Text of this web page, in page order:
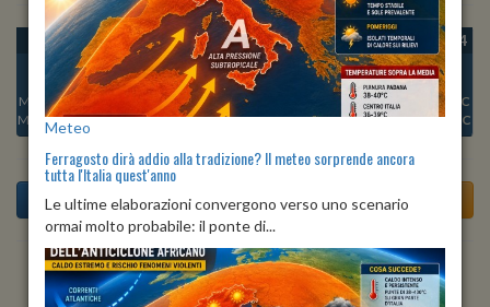
OGGI
Min:
23°C
Max:25°C
DOM 09
Min:
Max:24°C
LUN 10
Min:22°C
Max:23°C
MAR 11
Min:
22°C
Max:23°C
MER 12
Max:23°C
GIO 13
Min:21°C
Max:23°C
VEN 14
21°C
Max:23°C
Previsioni del Tempo a Acquaviva delle Fonti di oggi
Meteo
Ferragosto dirà addio alla tradizione? Il meteo sorprende ancora
tutta l'Italia quest'anno
Le ultime elaborazioni convergono verso uno scenario
ormai molto probabile: il ponte di...